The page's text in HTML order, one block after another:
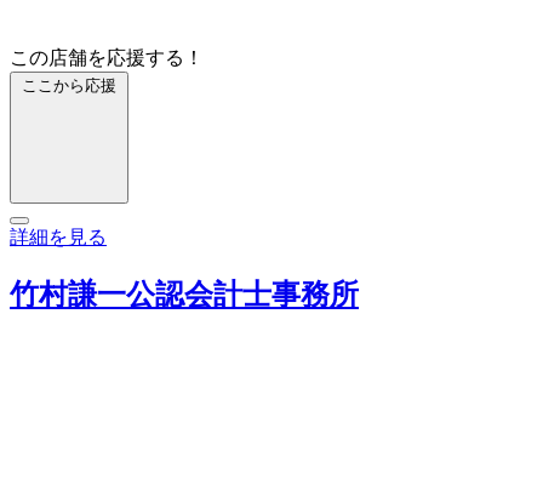
この店舗を応援する！
ここから応援
詳細を見る
竹村謙一公認会計士事務所